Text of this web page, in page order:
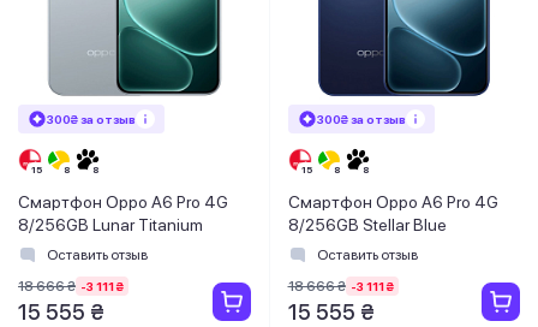
300₴ за отзыв
Смартфон Oppo A6 Pro 4G
8/256GB Lunar Titanium
Оставить отзыв
18 666 ₴ -3 111 ₴
15 555 ₴
300₴ за отзыв
Смартфон Oppo A6 Pro 4G
8/256GB Stellar Blue
Оставить отзыв
18 666 ₴ -3 111 ₴
15 555 ₴